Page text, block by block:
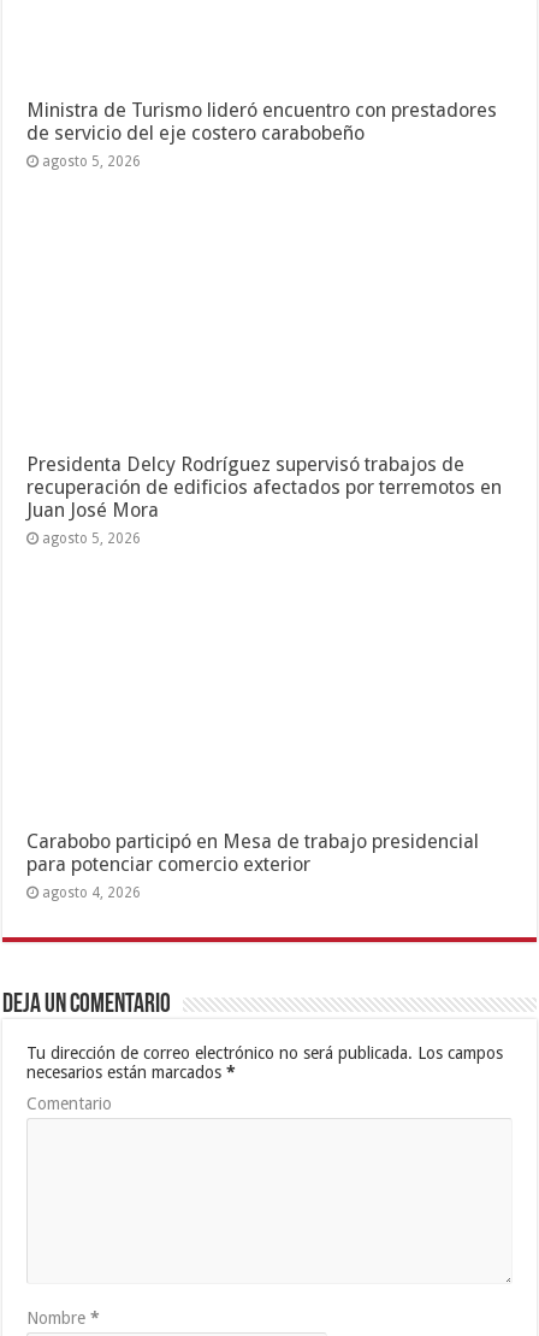
Ministra de Turismo lideró encuentro con prestadores
de servicio del eje costero carabobeño
agosto 5, 2026
Presidenta Delcy Rodríguez supervisó trabajos de
recuperación de edificios afectados por terremotos en
Juan José Mora
agosto 5, 2026
Carabobo participó en Mesa de trabajo presidencial
para potenciar comercio exterior
agosto 4, 2026
Deja un comentario
Tu dirección de correo electrónico no será publicada. Los campos
necesarios están marcados*
Comentario
Nombre*